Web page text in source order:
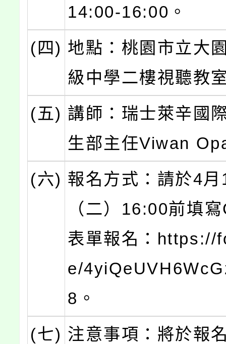
14:00-16:00。
(四) 地點：桃園市立大
級中學二樓視聽教
(五) 講師：瑞士萊辛國
生部主任Viwan
(六) 報名方式：請於4
（二）16:00前填
表單報名：https://
e/
8。
(七) 注意事項：將於報